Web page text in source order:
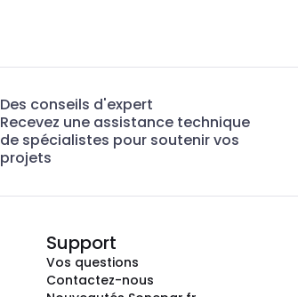
Des conseils d'expert
Recevez une assistance technique
de spécialistes pour soutenir vos
projets
Support
Vos questions
Contactez-nous